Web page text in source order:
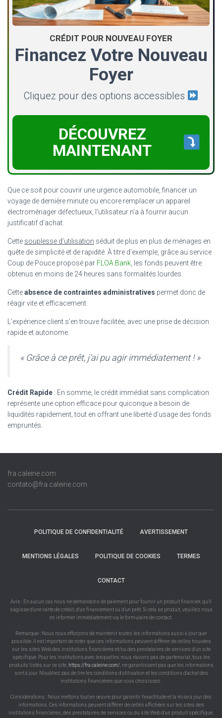
CRÉDIT POUR NOUVEAU FOYER
Financez Votre Nouveau
Foyer
Cliquez pour des options accessibles
DÉCOUVREZ
MAINTENANT
Que ce soit pour couvrir une urgence automobile, financer un
voyage de dernière minute ou encore remplacer un appareil
électroménager défectueux, l’utilisateur n’a à fournir aucun
justificatif d’achat.
Cette souplesse d’utilisation séduit de plus en plus de ménages en
quête de simplicité et de rapidité. À titre d’exemple, grâce au service
Coup de Pouce proposé par FLOA Bank , les fonds peuvent être
obtenus en moins de 24 heures sans formalités lourdes.
Cetteabsence de contraintes administratives permet donc de
réagir vite et efficacement.
L’expérience client s’en trouve facilitée, avec une prise de décision
rapide et autonome.
« Grâce à ce prêt, j’ai pu agir immédiatement ! »
Crédit Rapide : En somme, le crédit immédiat sans complication
représente une option efficace pour quiconque a besoin de
liquidités rapidement, tout en offrant une liberté d’usage des fonds
empruntés.
fra.caleine.com
contato@fra.caleine.com
POLITIQUE DE CONFIDENTIALITÉ AVERTISSEMENT
MENTIONS LÉGALES POLITIQUE DE COOKIES TERMES
CONTACT
Avis : En aucun cas nous ne demandons de paiement pour fournir un produit financier, qu'il
s'agisse d'une carte de crédit, d'un financement ou d'un prêt. Si cela se produit, veuillez nous
en informer immédiatement via le formulaire de contact.
Remarque : Nous nous efforçons de maintenir toutes les informations aussi à jour que
possible. Il est important de noter que ces informations peuvent différer de celles trouvées
sur les sites Web des institutions financières et/ou des prestataires de services d'un site
spécifique. Pour les institutions avec lesquelles nous n'avons pas de partenariat, tous les
produits listés sur ce site, https://fra.caleine.com/, ne garantissent pas que les informations
sont à jour. N'oubliez pas de lire les conditions d'utilisation et les conditions d'achat des
institutions financières que vous choisissez.
Considérations : Nous mettons tout en œuvre pour garantir l'exactitude et la mise à jour des
informations. Ces informations peuvent différer de celles affichées sur les sites des
institutions financières, des prestataires de services ou du site Web d'un produit spécifique.